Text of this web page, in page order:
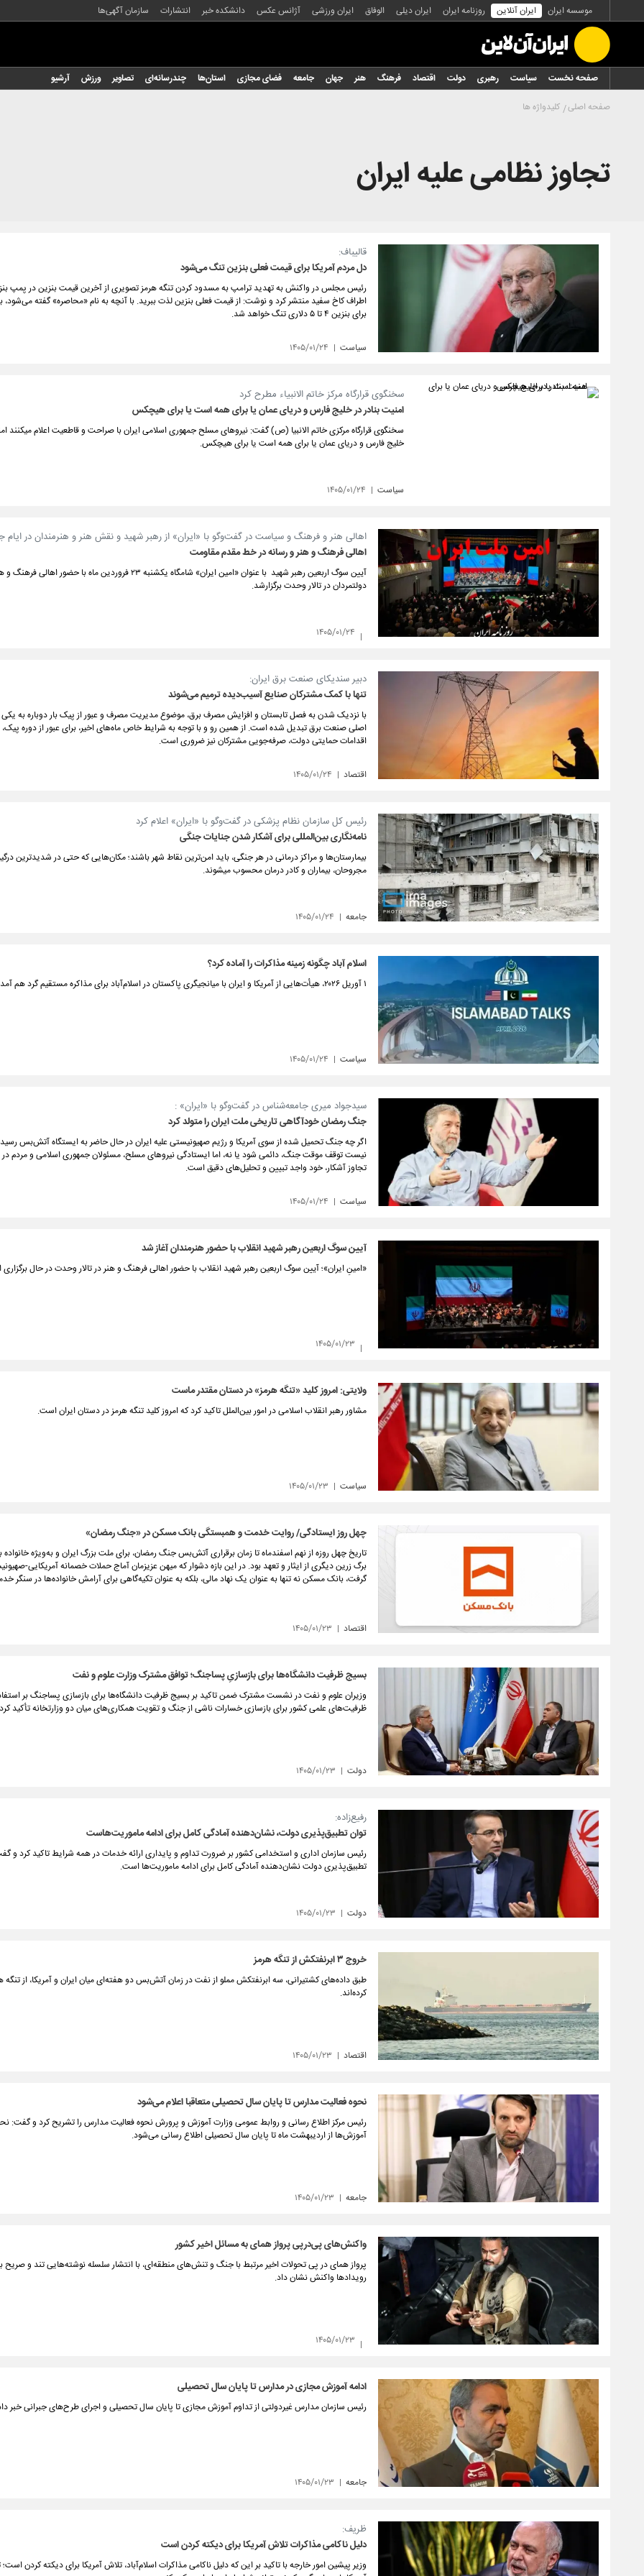
موسسه ایران ایران آنلاین روزنامه ایران ایران دیلی الوفاق ایران ورزشی آژانس عکس دانشکده خبر انتشارات سازمان آگهی‌ها
صفحه نخست سیاست رهبری دولت اقتصاد فرهنگ هنر جهان جامعه فضای مجازی استان‌ها چندرسانه‌ای تصاویر ورزش آرشیو
صفحه اصلی کلیدواژه ها
تجاوز نظامی علیه ایران
قالیباف:
دل مردم آمریکا برای قیمت فعلی بنزین تنگ می‌شود
رئیس مجلس در واکنش به تهدید ترامپ به مسدود کردن تنگه هرمز تصویری از آخرین قیمت بنزین در پمپ
اطراف کاخ سفید منتشر کرد و نوشت: از قیمت فعلی بنزین لذت ببرید. با آنچه به نام «محاصره» گفته می‌شود،
برای بنزین ۴ تا ۵ دلاری تنگ خواهد شد.
سیاست ۱۴۰۵/۰۱/۲۴
سخنگوی قرارگاه مرکز خاتم الانبیاء مطرح کرد
امنیت بنادر در خلیج فارس و دریای عمان یا برای همه است یا برای هیچکس
سخنگوی قرارگاه مرکزی خاتم الانبیا (ص) گفت: نیروهای مسلح جمهوری اسلامی ایران با صراحت و قاطعیت اعلام میکنند
خلیج فارس و دریای عمان یا برای همه است یا برای هیچکس.
سیاست ۱۴۰۵/۰۱/۲۴
اهالی هنر و فرهنگ و سیاست در گفت‌و‌گو با «ایران» از رهبر شهید و نقش هنر و هنرمندان در ایام
اهالی فرهنگ و هنر و رسانه در خط مقدم مقاومت
آیین سوگ اربعین رهبر شهید با عنوان «امین ایران» شامگاه یکشنبه ۲۳ فروردین ماه با حضور اهالی
دولتمردان در تالار وحدت برگزارشد.
۱۴۰۵/۰۱/۲۴
دبیر سندیکای صنعت برق ایران:
تنها با کمک مشترکان صنایع آسیب‌دیده ترمیم می‌شوند
با نزدیک شدن به فصل تابستان و افزایش مصرف برق، موضوع مدیریت مصرف و عبور از پیک بار دوباره به
اصلی صنعت برق تبدیل شده است. از همین رو و با توجه به شرایط خاص ماه‌های اخیر، برای عبور از دوره پیک،
اقدامات حمایتی دولت، صرفه‌جویی مشترکان نیز ضروری است.
اقتصاد ۱۴۰۵/۰۱/۲۴
رئیس کل سازمان نظام پزشکی در گفت‌و‌گو با «ایران» اعلام کرد
نامه‌نگاری بین‌المللی برای آشکار شدن جنایات جنگی
بیمارستان‌ها و مراکز درمانی در هر جنگی، باید امن‌ترین نقاط شهر باشند؛ مکان‌هایی که حتی در شدیدترین
مجروحان، بیماران و کادر درمان محسوب می‎شوند.
جامعه ۱۴۰۵/۰۱/۲۴
اسلام آباد چگونه زمینه مذاکرات را آماده کرد؟
۱ آوریل ۲۰۲۶، هیأت‌هایی از آمریکا و ایران با میانجیگری پاکستان در اسلام‌آباد برای مذاکره مستقیم گرد هم آمدند.
سیاست ۱۴۰۵/۰۱/۲۴
سیدجواد میری جامعه‌شناس در گفت‌وگو با «ایران» :
جنگ رمضان خودآگاهی تاریخی ملت ایران را متولد کرد
اگر چه جنگ تحمیل شده از سوی آمریکا و رژیم صهیونیستی علیه ایران در حال حاضر به ایستگاه آتش‌بس
نیست توقف موقت جنگ، دائمی شود یا نه، اما ایستادگی نیروهای مسلح، مسئولان جمهوری اسلامی و مردم در
تجاوز آشکار، خود واجد تبیین و تحلیل‌های دقیق است.
سیاست ۱۴۰۵/۰۱/۲۴
آیین سوگ اربعین رهبر شهید انقلاب با حضور هنرمندان آغاز شد
«امینِ ایران»؛ آیین سوگ اربعین رهبر شهید انقلاب با حضور اهالی فرهنگ و هنر در تالار وحدت در حال
۱۴۰۵/۰۱/۲۳
ولایتی:‏ امروز کلید «تنگه هرمز» در دستان مقتدر ماست
مشاور رهبر انقلاب اسلامی در امور بین‌الملل تاکید کرد که امروز کلید تنگه هرمز در دستان ایران است.
سیاست ۱۴۰۵/۰۱/۲۳
چهل روز ایستادگی/ روایت خدمت و همبستگی بانک مسکن در «جنگ رمضان»
تاریخ چهل روزه از نهم اسفندماه تا زمان برقراری آتش‌بس جنگ رمضان، برای ملت بزرگ ایران و به‌ویژه
برگ زرین دیگری از ایثار و تعهد بود. در این بازه دشوار که میهن عزیزمان آماج حملات خصمانه آمریکایی-
گرفت، بانک مسکن نه تنها به عنوان یک نهاد مالی، بلکه به عنوان تکیه‌گاهی برای آرامش خانواده‌ها در سنگر
اقتصاد ۱۴۰۵/۰۱/۲۳
بسیج ظرفیت دانشگاه‌ها برای بازسازیِ پساجنگ؛ توافق مشترک وزارت علوم و نفت
وزیران علوم و نفت در نشست مشترک ضمن تاکید بر بسیج ظرفیت دانشگاه‌ها برای بازسازی پساجنگ بر
ظرفیت‌های علمی کشور برای بازسازی خسارات ناشی از جنگ و تقویت همکاری‌های میان دو وزارتخانه تأکید
دولت ۱۴۰۵/۰۱/۲۳
رفیع‌زاده:
توان تطبیق‌پذیری دولت، نشان‌دهنده آمادگی کامل برای ادامه ماموریت‌هاست
رئیس سازمان اداری و استخدامی کشور بر ضرورت تداوم و پایداری ارائه خدمات در همه شرایط تاکید کرد و
تطبیق‌پذیری دولت نشان‌دهنده آمادگی کامل برای ادامه ماموریت‌ها است.
دولت ۱۴۰۵/۰۱/۲۳
خروج ۳ ابرنفتکش از تنگه هرمز
طبق داده‌های کشتیرانی، سه ابرنفتکش مملو از نفت در زمان آتش‌بس دو هفته‌ای میان ایران و آمریکا، از تنگه
کرده‌اند.
اقتصاد ۱۴۰۵/۰۱/۲۳
نحوه فعالیت مدارس تا پایان سال تحصیلی متعاقبا اعلام می‌شود
رئیس مرکز اطلاع رسانی و روابط عمومی وزارت آموزش و پرورش نحوه فعالیت مدارس را تشریح کرد و گفت:
آموزش‌ها از اردیبهشت ماه تا پایان سال تحصیلی اطلاع رسانی می‌شود.
جامعه ۱۴۰۵/۰۱/۲۳
واکنش‌های پی‌درپی پرواز همای به مسائل اخیر کشور
پرواز همای در پی تحولات اخیر مرتبط با جنگ و تنش‌های منطقه‌ای، با انتشار سلسله‌ نوشته‌هایی تند و صریح
رویدادها واکنش نشان داد.
۱۴۰۵/۰۱/۲۳
ادامه آموزش مجازی در مدارس تا پایان سال تحصیلی
رئیس سازمان مدارس غیردولتی از تداوم آموزش مجازی تا پایان سال تحصیلی و اجرای طرح‌های جبرانی خبر
جامعه ۱۴۰۵/۰۱/۲۳
ظریف:
دلیل ناکامی مذاکرات تلاش آمریکا برای دیکته کردن است
وزیر پیشین امور خارجه با تاکید بر این که دلیل ناکامی مذاکرات اسلام‌آباد، تلاش آمریکا برای دیکته کردن